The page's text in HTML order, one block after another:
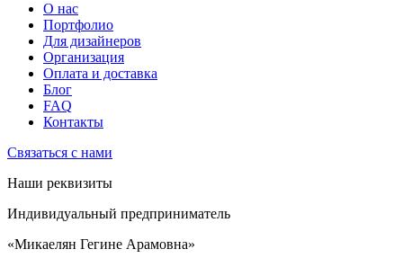
О нас
Портфолио
Для дизайнеров
Организация
Оплата и доставка
Блог
FAQ
Контакты
Связаться с нами
Наши реквизиты
Индивидуальный предприниматель
«Микаелян Гегине Арамовна»